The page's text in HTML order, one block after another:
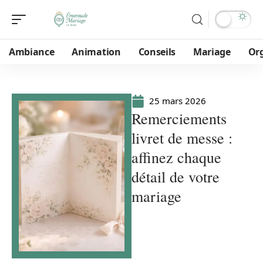
Ambiance Animation Conseils Mariage
25 mars 2026
Remerciements
livret de messe :
affinez chaque
détail de votre
mariage